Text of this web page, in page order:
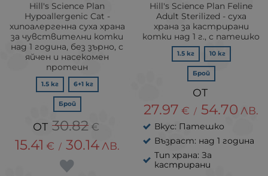
Hill's Science Plan
Hypoallergenic Cat -
хипоалергенна суха храна
за чувствителни котки
над 1 година, без зърно, с
яйчен и насекомен
протеин
1.5 кг 6+1 кг
Брой
30.82 €
15.41 € / 30.14 ЛВ.
Hill's Science Plan Feline
Adult Sterilized - суха
храна за кастрирани
котки над 1 г., с патешко
1.5 кг 10 кг
Брой
27.97 € / 54.70 ЛВ.
Вкус: Патешко
Възраст: над 1 година
Тип храна: За
кастрирани